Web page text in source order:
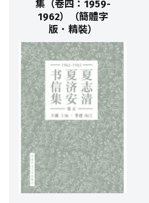
集（卷四：1959-
1962）（簡體字
版．精裝）